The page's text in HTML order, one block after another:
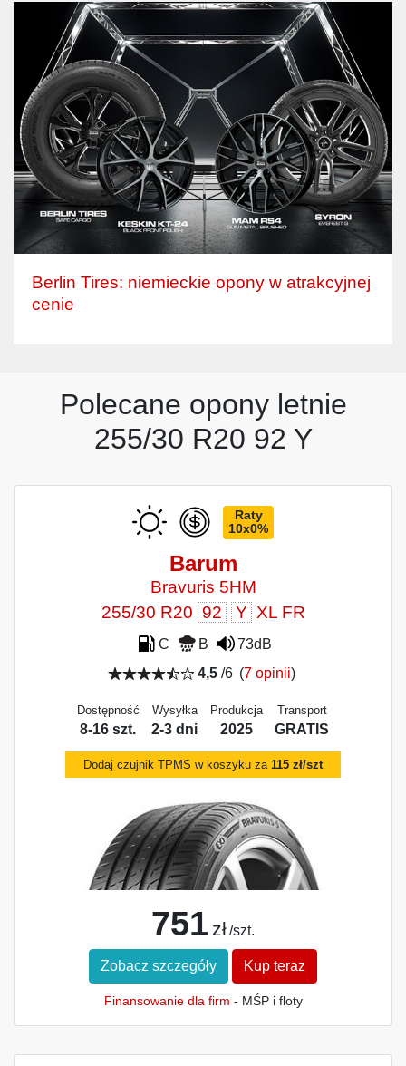
Berlin Tires: niemieckie opony w atrakcyjnej
cenie
Polecane opony letnie
255/30 R20 92 Y
Raty
10x0%
Barum
Bravuris 5HM
255/30 R20 92 Y XL FR
C B
73dB
4,5 /6 (7 opinii)
Dostępność
8-16 szt.
Wysyłka
2-3 dni
Produkcja
2025
Transport
GRATIS
Dodaj czujnik TPMS w koszyku za 115 zł/szt
751 zł /szt.
Zobacz szczegóły Kup teraz
Finansowanie dla firm - MŚP i floty